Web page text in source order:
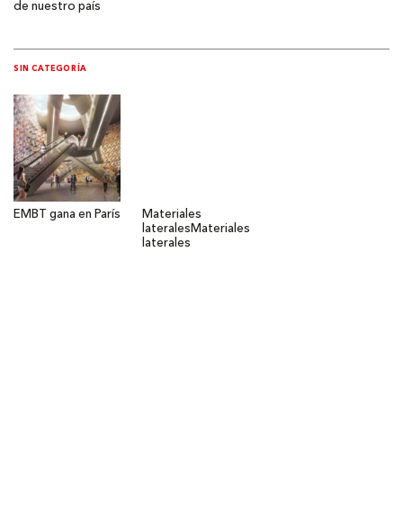
de nuestro país
SIN CATEGORÍA
EMBT gana en París
Materiales
laterales Materiales
laterales